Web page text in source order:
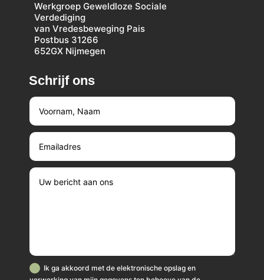
Werkgroep Geweldloze Sociale
Verdediging
van Vredesbeweging Pais
Postbus 31266
652GX Nijmegen
Schrijf ons
Ik ga akkoord met de elektronische opslag en